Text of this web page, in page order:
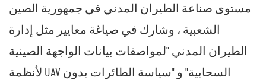
مستوى صناعة الطيران المدني في جمهورية الصين
الشعبية ، وشارك في صياغة معايير مثل إدارة
الطيران المدني "لمواصفات بيانات الواجهة الصينية
لأنظمة UAV السحابية" و "سياسة الطائرات بدون